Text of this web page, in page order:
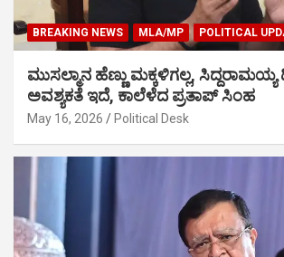
BREAKING NEWS MLA/MP POLITICAL
ಮುಸಲ್ಮಾನ ಹೆಣ್ಣು ಮಕ್ಕಳಿಗಲ್ಲ, ಸಿದ್ದರಾಮಯ್ಯ
ಅವಶ್ಯಕತೆ ಇದೆ, ಕಾಲೆಳೆದ ಪ್ರತಾಪ್ ಸಿಂಹ
May 16, 2026 Political Desk